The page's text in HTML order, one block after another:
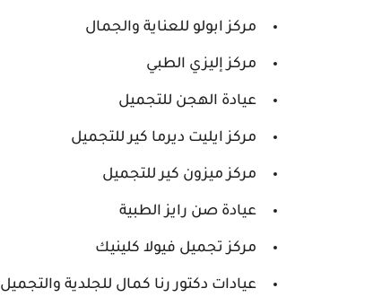
مركز ابولو للعناية والجمال
مركز إليزي الطبي
عيادة الهجن للتجميل
مركز ايليت ديرما كير للتجميل
مركز ميزون كير للتجميل
عيادة صن رايز الطبية
مركز تجميل فيولا كلينيك
عيادات دكتور رنا كمال للجلدية والتجميل